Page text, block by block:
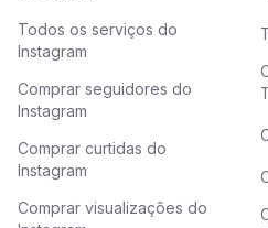
Todos os serviços do
Instagram
Comprar seguidores do
Instagram
Comprar curtidas do
Instagram
Comprar visualizações do